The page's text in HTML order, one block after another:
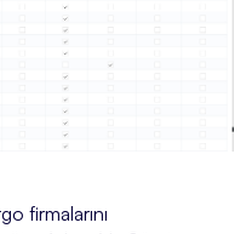
firmalarını